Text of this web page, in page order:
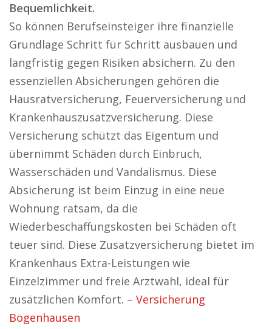
Bequemlichkeit.
So können Berufseinsteiger ihre finanzielle
Grundlage Schritt für Schritt ausbauen und
langfristig gegen Risiken absichern. Zu den
essenziellen Absicherungen gehören die
Hausratversicherung, Feuerversicherung und
Krankenhauszusatzversicherung. Diese
Versicherung schützt das Eigentum und
übernimmt Schäden durch Einbruch,
Wasserschäden und Vandalismus. Diese
Absicherung ist beim Einzug in eine neue
Wohnung ratsam, da die
Wiederbeschaffungskosten bei Schäden oft
teuer sind. Diese Zusatzversicherung bietet im
Krankenhaus Extra-Leistungen wie
Einzelzimmer und freie Arztwahl, ideal für
zusätzlichen Komfort. – Versicherung
Bogenhausen